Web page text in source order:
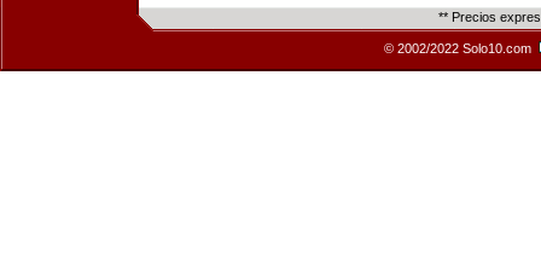
** Precios
© 2002/2022 Solo10.com